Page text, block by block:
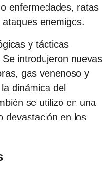
enfermedades, ratas
enemigos.
y tácticas
introdujeron nuevas
gas venenoso y
dinámica del
se utilizó en una
devastación en los